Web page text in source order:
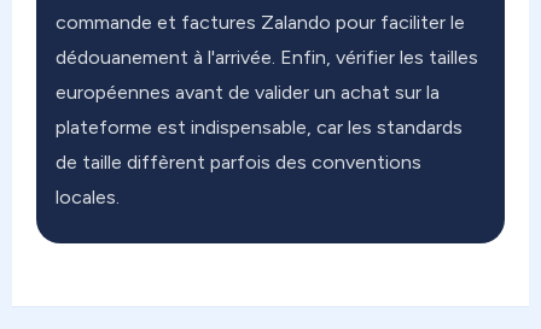
commande et factures Zalando pour faciliter le
dédouanement à l'arrivée. Enfin, vérifier les tailles
européennes avant de valider un achat sur la
plateforme est indispensable, car les standards
de taille diffèrent parfois des conventions
locales.